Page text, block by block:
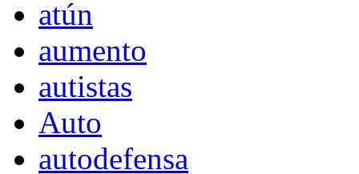
atún
aumento
autistas
Auto
autodefensa